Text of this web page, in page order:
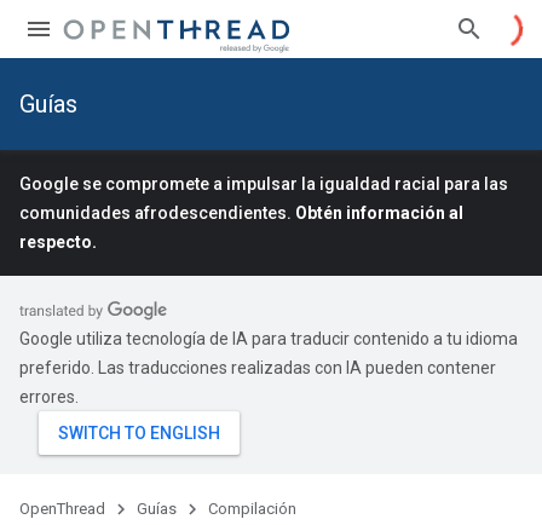
Guías
Google se compromete a impulsar la igualdad racial para las
comunidades afrodescendientes. Obtén información al
respecto.
Google utiliza tecnología de IA para traducir contenido a tu idioma
preferido. Las traducciones realizadas con IA pueden contener
errores.
OpenThread Guías Compilación